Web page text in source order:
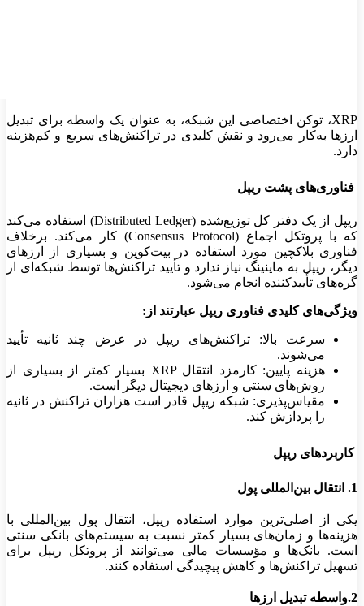
XRP، توکن اختصاصی این شبکه، به عنوان یک واسطه برای تبدیل
ارزها به‌کار می‌رود و نقش کلیدی در تراکنش‌های سریع و کم‌هزینه
دارد.
فناوری‌های پشت ریپل
ریپل از یک دفتر کل توزیع‌شده (Distributed Ledger) استفاده می‌کند
که با پروتکل اجماع (Consensus Protocol) کار می‌کند. برخلاف
فناوری بلاکچین مورد استفاده در بیت‌کوین و بسیاری از ارزهای
دیگر، ریپل به ماینینگ نیاز ندارد و تأیید تراکنش‌ها توسط شبکه‌ای از
گره‌های تأییدکننده انجام می‌شود.
ویژگی‌های کلیدی فناوری ریپل عبارتند از :
سرعت بالا:
تراکنش‌های ریپل در عرض چند ثانیه تأیید
می‌شوند.
هزینه پایین: کارمزد انتقال XRP بسیار کمتر از بسیاری از
روش‌های سنتی و ارزهای دیجیتال دیگر است.
مقیاس‌پذیری: شبکه ریپل قادر است هزاران تراکنش در ثانیه
را پردازش کند.
کاربردهای ریپل
1
. انتقال بین‌المللی پول
یکی از اصلی‌ترین موارد استفاده ریپل، انتقال پول بین‌المللی با
هزینه‌ها و زمان‌های بسیار کمتر نسبت به سیستم‌های بانکی سنتی
است. بانک‌ها و مؤسسات مالی می‌توانند از پروتکل ریپل برای
تسهیل تراکنش‌ها و کاهش پیچیدگی استفاده کنند.
.2واسطه تبدیل ارزها